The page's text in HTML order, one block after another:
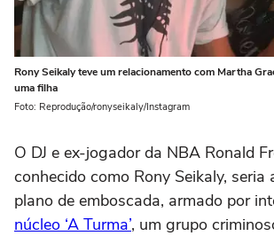
Rony Seikaly teve um relacionamento com Martha
uma filha
Foto: Reprodução/ronyseikaly/Instagram
O DJ e ex-jogador da NBA Ronald
conhecido como Rony Seikaly, seria
plano de emboscada, armado por
núcleo ‘A Turma’, um grupo